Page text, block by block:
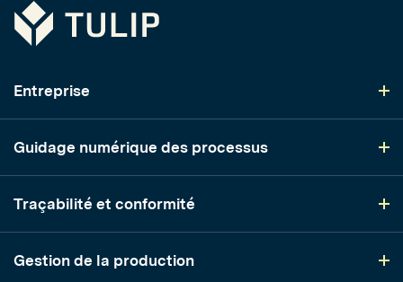
Tulip
Entreprise
Guidage numérique des processus
Traçabilité et conformité
Gestion de la production